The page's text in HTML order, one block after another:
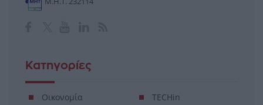
Κατηγορίες
Οικονομία
TECHin